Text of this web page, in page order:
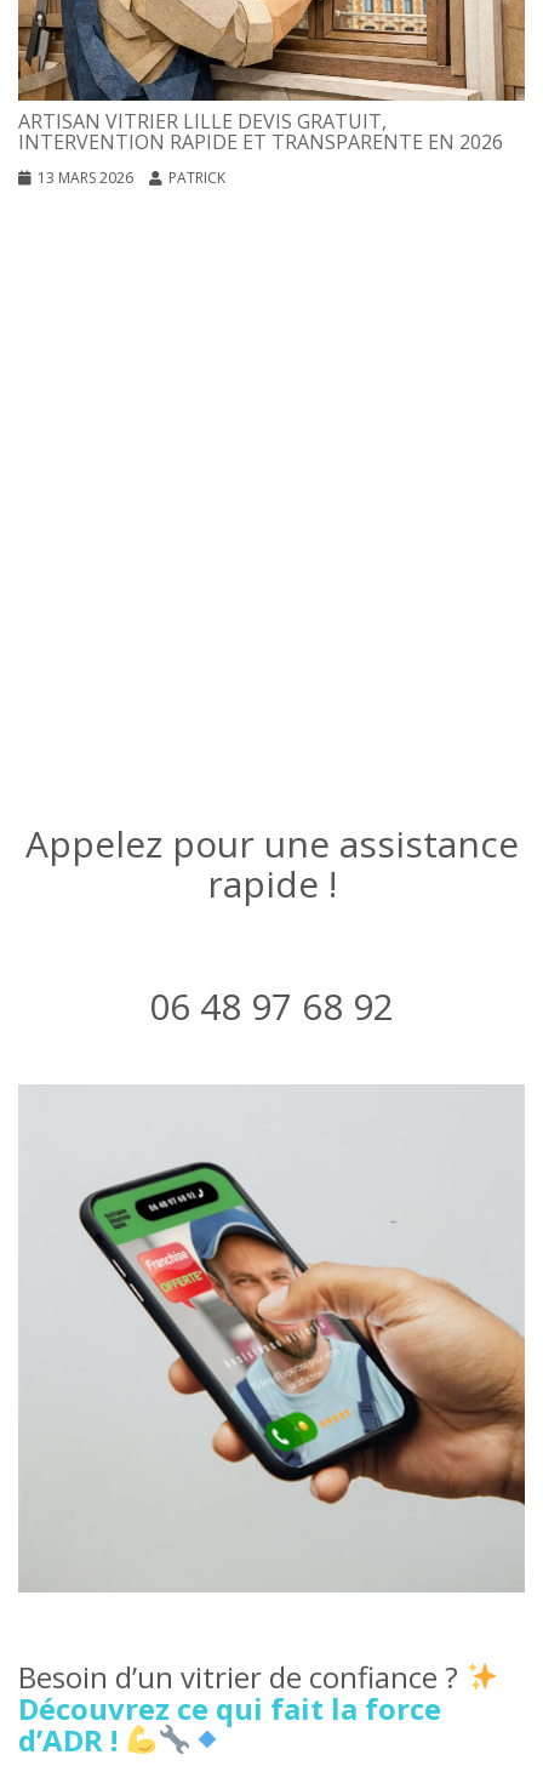
ARTISAN VITRIER LILLE DEVIS GRATUIT,
INTERVENTION RAPIDE ET TRANSPARENTE EN 2026
13 MARS 2026 PATRICK
Appelez pour une assistance
rapide !
06 48 97 68 92
Besoin d’un vitrier de confiance ?
Découvrez ce qui fait la force
d’ADR !